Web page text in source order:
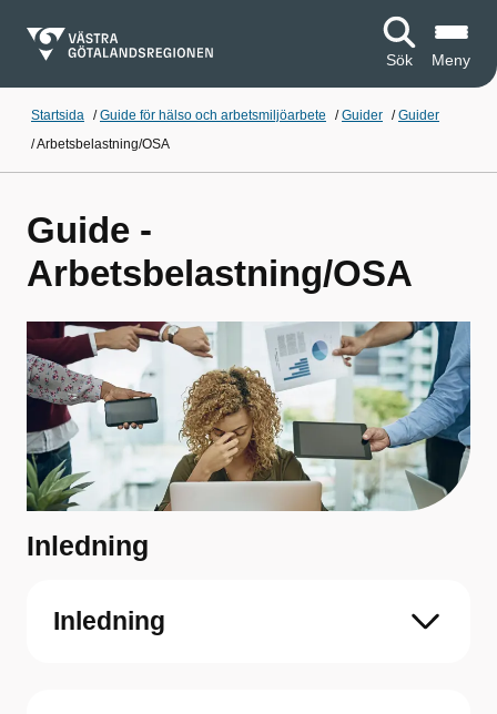
Sök Meny
Startsida /Guide för hälso och arbetsmiljöarbete /Guider /Guider
/Arbetsbelastning/OSA
Guide -
Arbetsbelastning/OSA
Inledning
Inledning